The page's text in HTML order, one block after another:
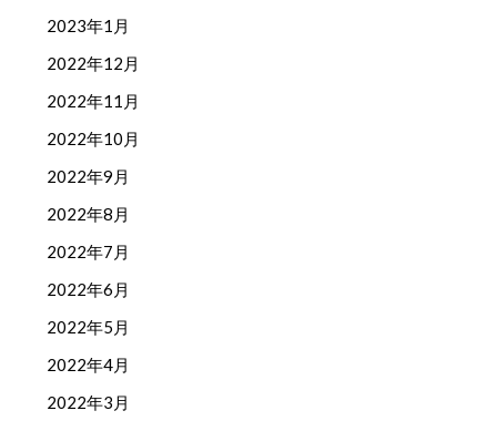
2023年1月
2022年12月
2022年11月
2022年10月
2022年9月
2022年8月
2022年7月
2022年6月
2022年5月
2022年4月
2022年3月